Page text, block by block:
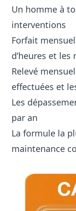
Un homme à
interventions
Forfait
d’heures et les
Relevé
effectuées et
Les
par an
La formule la
maintenance